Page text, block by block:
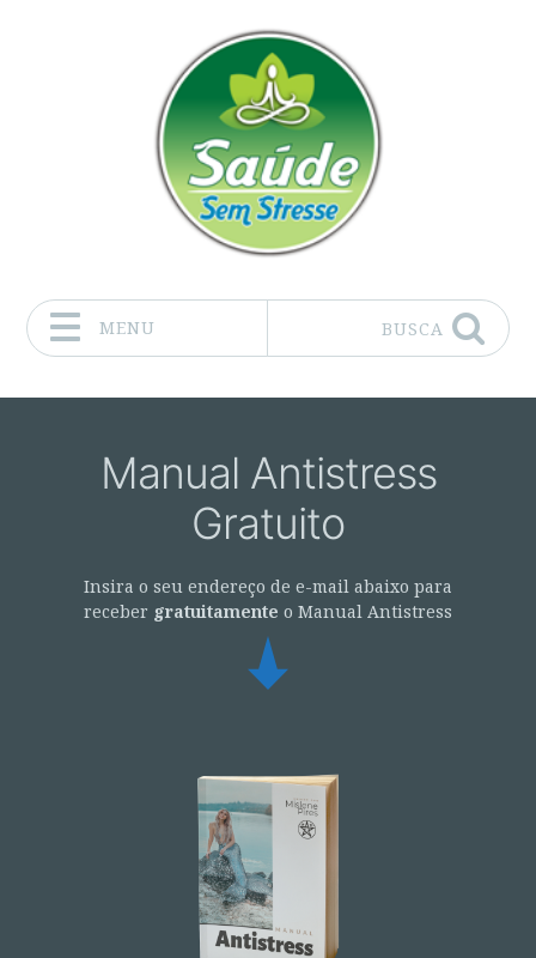
MENU BUSCA
Manual Antistress
Gratuito
Insira o seu endereço de e-mail abaixo para
receber gratuitamente o Manual Antistress